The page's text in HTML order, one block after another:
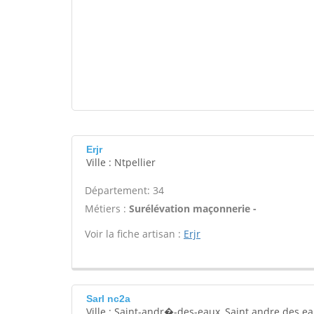
Erjr
Ville : Ntpellier
Département: 34
Métiers : Surélévation maçonnerie -
Voir la fiche artisan : Erjr
Sarl nc2a